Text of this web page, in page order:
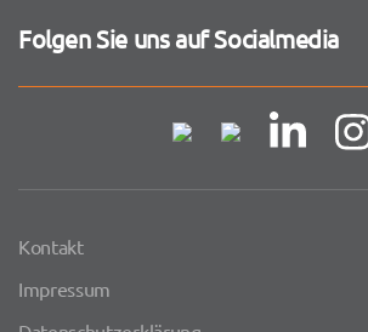
Folgen Sie uns auf Socialmedia
Kontakt
Impressum